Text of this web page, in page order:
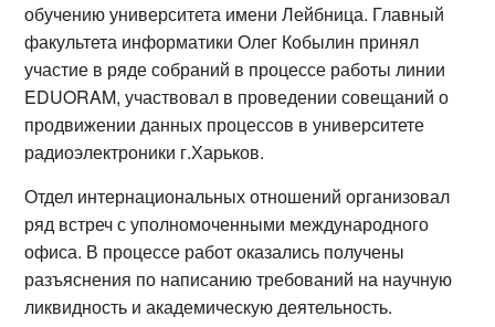
обучению университета имени Лейбница. Главный
факультета информатики Олег Кобылин принял
участие в ряде собраний в процессе работы линии
EDUORAM, участвовал в проведении совещаний о
продвижении данных процессов в университете
радиоэлектроники г.Харьков.
Отдел интернациональных отношений организовал
ряд встреч с уполномоченными международного
офиса. В процессе работ оказались получены
разъяснения по написанию требований на научную
ликвидность и академическую деятельность.